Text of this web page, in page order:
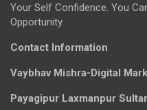
Your Self Confidence. You
Opportunity.
Contact Information
Vaybhav Mishra-Digital
Payagipur Laxmanpur